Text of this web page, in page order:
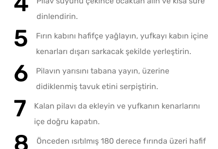
dinlendirin.
Fırın kabını hafifçe yağlayın, yufkayı kabın içine
kenarları dışarı sarkacak şekilde yerleştirin.
Pilavın yarısını tabana yayın, üzerine
didiklenmiş tavuk etini serpiştirin.
Kalan pilavı da ekleyin ve yufkanın kenarlarını
içe doğru kapatın.
Önceden ısıtılmış 180 derece fırında üzeri hafif